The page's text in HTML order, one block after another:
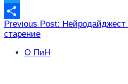
Twitter
Отправить
Навигация
по
записям
Previous Post:
старение
О ПиН